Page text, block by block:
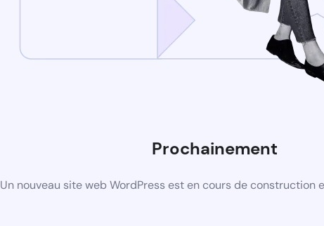
Prochainement
Un nouveau site web WordPress est en cours de construction